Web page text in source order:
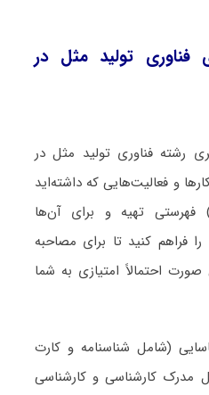
فناوری تولید مثل در
رشته فناوری تولید مثل در
و فعالیت‌هایی که داشته‌اید
فهرستی تهیه و برای آن‌ها
فراهم کنید تا برای مصاحبه
صورت احتمالاً امتیازی به شما
(شامل شناسنامه و کارت
مدرک کارشناسی و کارشناسی